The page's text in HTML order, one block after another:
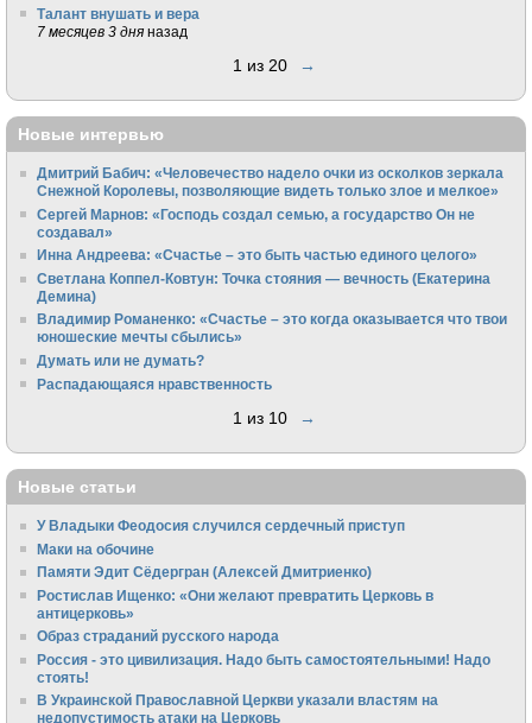
Талант внушать и вера
7 месяцев 3 дня назад
1 из 20 →
Новые интервью
Дмитрий Бабич: «Человечество надело очки из осколков зеркала
Снежной Королевы, позволяющие видеть только злое и мелкое»
Сергей Марнов: «Господь создал семью, а государство Он не
создавал»
Инна Андреева: «Счастье – это быть частью единого целого»
Светлана Коппел-Ковтун: Точка стояния — вечность (Екатерина
Демина)
Владимир Романенко: «Счастье – это когда оказывается что твои
юношеские мечты сбылись»
Думать или не думать?
Распадающаяся нравственность
1 из 10 →
Новые статьи
У Владыки Феодосия случился сердечный приступ
Маки на обочине
Памяти Эдит Сёдергран (Алексей Дмитриенко)
Ростислав Ищенко: «Они желают превратить Церковь в
антицерковь»
Образ страданий русского народа
Россия - это цивилизация. Надо быть самостоятельными! Надо
стоять!
В Украинской Православной Церкви указали властям на
недопустимость атаки на Церковь